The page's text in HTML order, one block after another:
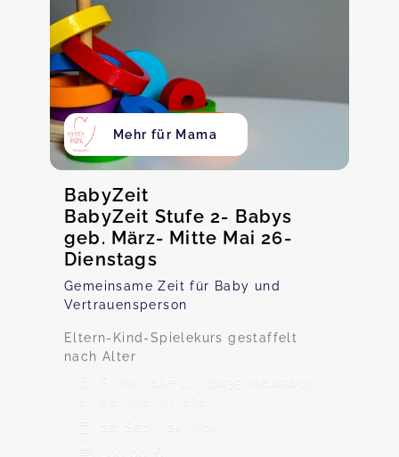
Mehr für Mama
BabyZeit
BabyZeit Stufe 2- Babys
geb. März- Mitte Mai 26-
Dienstags
Gemeinsame Zeit für Baby und
Vertrauensperson
Eltern-Kind-Spielekurs gestaffelt
nach Alter
Stiftstraße 10, 67435 Neustadt
an der Weinstraße
22. Sep - 24. Nov
100,00 €